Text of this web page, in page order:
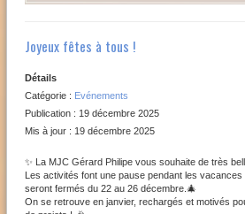
Joyeux fêtes à tous !
Détails
Catégorie : Evénements
Publication : 19 décembre 2025
Mis à jour : 19 décembre 2025
✨ La MJC Gérard Philipe vous souhaite de très
Les activités font une pause pendant les
seront fermés du 22 au 26 décembre.🎄
On se retrouve en janvier, rechargés et motivés